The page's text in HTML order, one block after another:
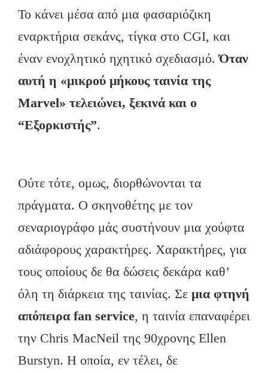
Το κάνει μέσα από μια φασαριόζικη
εναρκτήρια σεκάνς, τίγκα στο CGI, και
έναν ενοχλητικό ηχητικό σχεδιασμό.Όταν
αυτή η «μικρού μήκους ταινία της
Marvel» τελειώνει, ξεκινά και ο
“Εξορκιστής”.
Ούτε τότε, ομως, διορθώνονται τα
πράγματα. Ο σκηνοθέτης με τον
σεναριογράφο μάς συστήνουν μια χούφτα
αδιάφορους χαρακτήρες. Χαρακτήρες, για
τους οποίους δε θα δώσεις δεκάρα καθ’
όλη τη διάρκεια της ταινίας. Σε μια φτηνή
απόπειρα fan service, η ταινία επαναφέρει
την Chris MacNeil της 90χρονης Ellen
Burstyn. Η οποία, εν τέλει, δε